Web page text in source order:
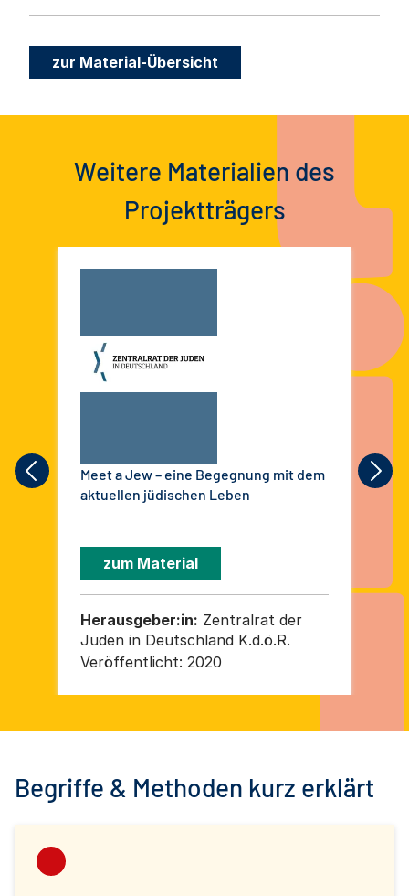
zur Material-Übersicht
Weitere Materialien des
Projektträgers
Meet a Jew – eine Begegnung mit dem
aktuellen jüdischen Leben
zum Material
Herausgeber:in: Zentralrat der
Juden in Deutschland K.d.ö.R.
Veröffentlicht: 2020
Begriffe & Methoden kurz erklärt